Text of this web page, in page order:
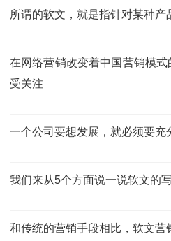
所谓的软文，就是指针对某种产
在网络营销改变着中国营销模
受关注
一个公司要想发展，就必须要充
我们来从5个方面说一说软文的
和传统的营销手段相比，软文营